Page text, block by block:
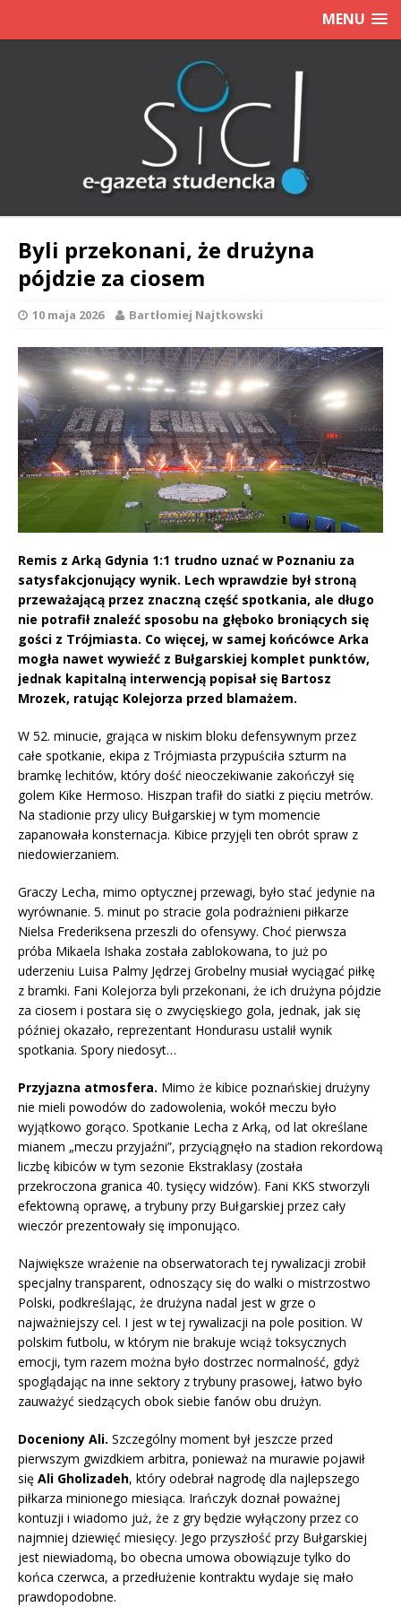
MENU
Byli przekonani, że drużyna
pójdzie za ciosem
10 maja 2026 Bartłomiej Najtkowski
Remis z Arką Gdynia 1:1 trudno uznać w Poznaniu za
satysfakcjonujący wynik. Lech wprawdzie był stroną
przeważającą przez znaczną część spotkania, ale długo
nie potrafił znaleźć sposobu na głęboko broniących się
gości z Trójmiasta. Co więcej, w samej końcówce Arka
mogła nawet wywieźć z Bułgarskiej komplet punktów,
jednak kapitalną interwencją popisał się Bartosz
Mrozek, ratując Kolejorza przed blamażem.
W 52. minucie, grająca w niskim bloku defensywnym przez
całe spotkanie, ekipa z Trójmiasta przypuściła szturm na
bramkę lechitów, który dość nieoczekiwanie zakończył się
golem Kike Hermoso. Hiszpan trafił do siatki z pięciu metrów.
Na stadionie przy ulicy Bułgarskiej w tym momencie
zapanowała konsternacja. Kibice przyjęli ten obrót spraw z
niedowierzaniem.
Graczy Lecha, mimo optycznej przewagi, było stać jedynie na
wyrównanie. 5. minut po stracie gola podrażnieni piłkarze
Nielsa Frederiksena przeszli do ofensywy. Choć pierwsza
próba Mikaela Ishaka została zablokowana, to już po
uderzeniu Luisa Palmy Jędrzej Grobelny musiał wyciągać piłkę
z bramki. Fani Kolejorza byli przekonani, że ich drużyna pójdzie
za ciosem i postara się o zwycięskiego gola, jednak, jak się
później okazało, reprezentant Hondurasu ustalił wynik
spotkania. Spory niedosyt…
Przyjazna atmosfera. Mimo że kibice poznańskiej drużyny
nie mieli powodów do zadowolenia, wokół meczu było
wyjątkowo gorąco. Spotkanie Lecha z Arką, od lat określane
mianem „meczu przyjaźni”, przyciągnęło na stadion rekordową
liczbę kibiców w tym sezonie Ekstraklasy (została
przekroczona granica 40. tysięcy widzów). Fani KKS stworzyli
efektowną oprawę, a trybuny przy Bułgarskiej przez cały
wieczór prezentowały się imponująco.
Największe wrażenie na obserwatorach tej rywalizacji zrobił
specjalny transparent, odnoszący się do walki o mistrzostwo
Polski, podkreślając, że drużyna nadal jest w grze o
najważniejszy cel. I jest w tej rywalizacji na pole position. W
polskim futbolu, w którym nie brakuje wciąż toksycznych
emocji, tym razem można było dostrzec normalność, gdyż
spoglądając na inne sektory z trybuny prasowej, łatwo było
zauważyć siedzących obok siebie fanów obu drużyn.
Doceniony Ali. Szczególny moment był jeszcze przed
pierwszym gwizdkiem arbitra, ponieważ na murawie pojawił
się Ali Gholizadeh, który odebrał nagrodę dla najlepszego
piłkarza minionego miesiąca. Irańczyk doznał poważnej
kontuzji i wiadomo już, że z gry będzie wyłączony przez co
najmniej dziewięć miesięcy. Jego przyszłość przy Bułgarskiej
jest niewiadomą, bo obecna umowa obowiązuje tylko do
końca czerwca, a przedłużenie kontraktu wydaje się mało
prawdopodobne.